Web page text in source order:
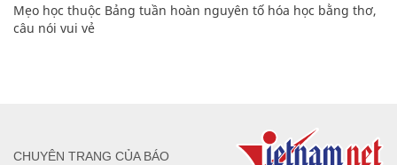
Mẹo học thuộc Bảng tuần hoàn nguyên tố hóa học bằng thơ,
câu nói vui vẻ
CHUYÊN TRANG CỦA BÁO